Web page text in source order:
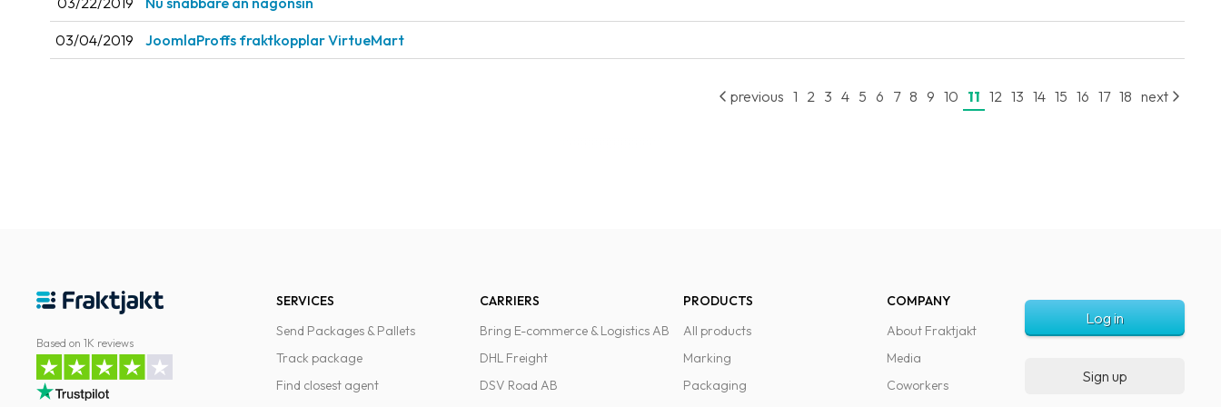
03/04/2019 JoomlaProffs fraktkopplar VirtueMart
previous 1 2 3 4 5 6 7 8 9 10 11 12 13 14 15 16 17 18 next
Based on 1K reviews
SERVICES
Send Packages & Pallets
Track package
Find closest agent
CARRIERS
Bring E-commerce & Logistics AB
DHL Freight
DSV Road AB
PRODUCTS
All products
Marking
Packaging
COMPANY
About Fraktjakt
Media
Coworkers
Log in
Sign up